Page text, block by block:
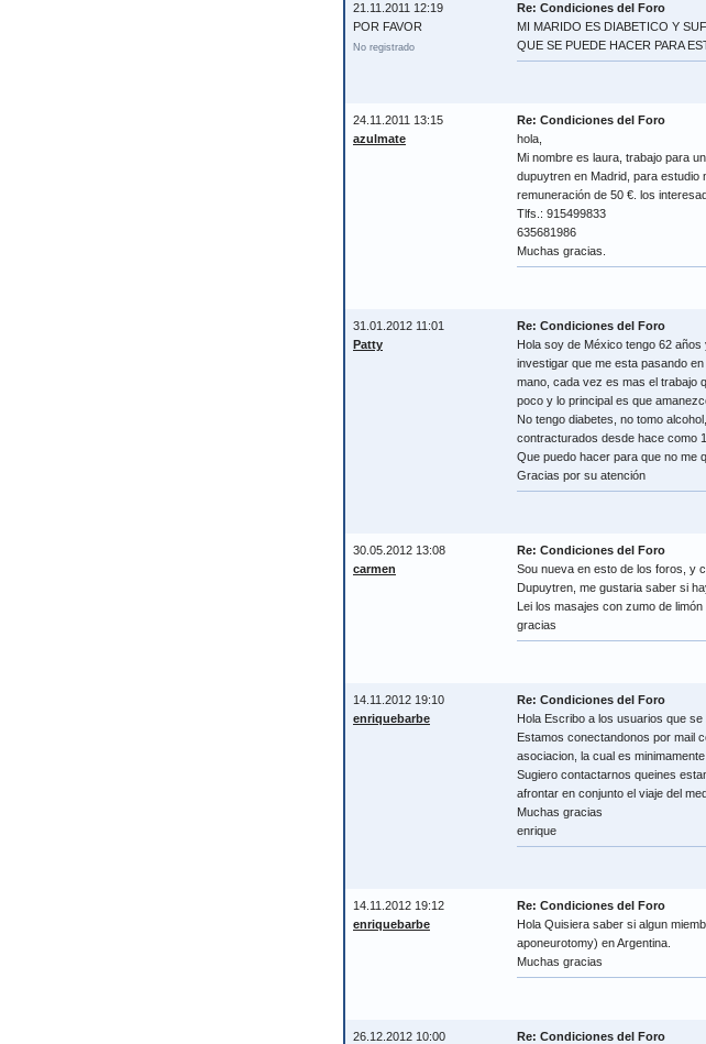
21.11.2011 12:19
POR FAVOR
No registrado
Re: Condiciones del Foro
MI MARIDO ES DIABETICO Y
QUE SE PUEDE HACER PARA
24.11.2011 13:15
azulmate
Re: Condiciones del Foro
hola,
Mi nombre es laura, trabajo para
dupuytren en Madrid, para estudio
remuneración de 50 €. los
Tlfs.: 915499833
635681986
Muchas gracias.
31.01.2012 11:01
Patty
Re: Condiciones del Foro
Hola soy de México tengo 62
investigar que me esta pasando
mano, cada vez es mas el trabajo
poco y lo principal es que
No tengo diabetes, no tomo
contracturados desde hace como
Que puedo hacer para que no me
Gracias por su atención
30.05.2012 13:08
carmen
Re: Condiciones del Foro
Sou nueva en esto de los foros, y
Dupuytren, me gustaria saber si
Lei los masajes con zumo de
gracias
14.11.2012 19:10
enriquebarbe
Re: Condiciones del Foro
Hola Escribo a los usuarios que
Estamos conectandonos por mail
asociacion, la cual es
Sugiero contactarnos queines
afrontar en conjunto el viaje del
Muchas gracias
enrique
14.11.2012 19:12
enriquebarbe
Re: Condiciones del Foro
Hola Quisiera saber si algun
aponeurotomy) en Argentina.
Muchas gracias
26.12.2012 10:00
Re: Condiciones del Foro